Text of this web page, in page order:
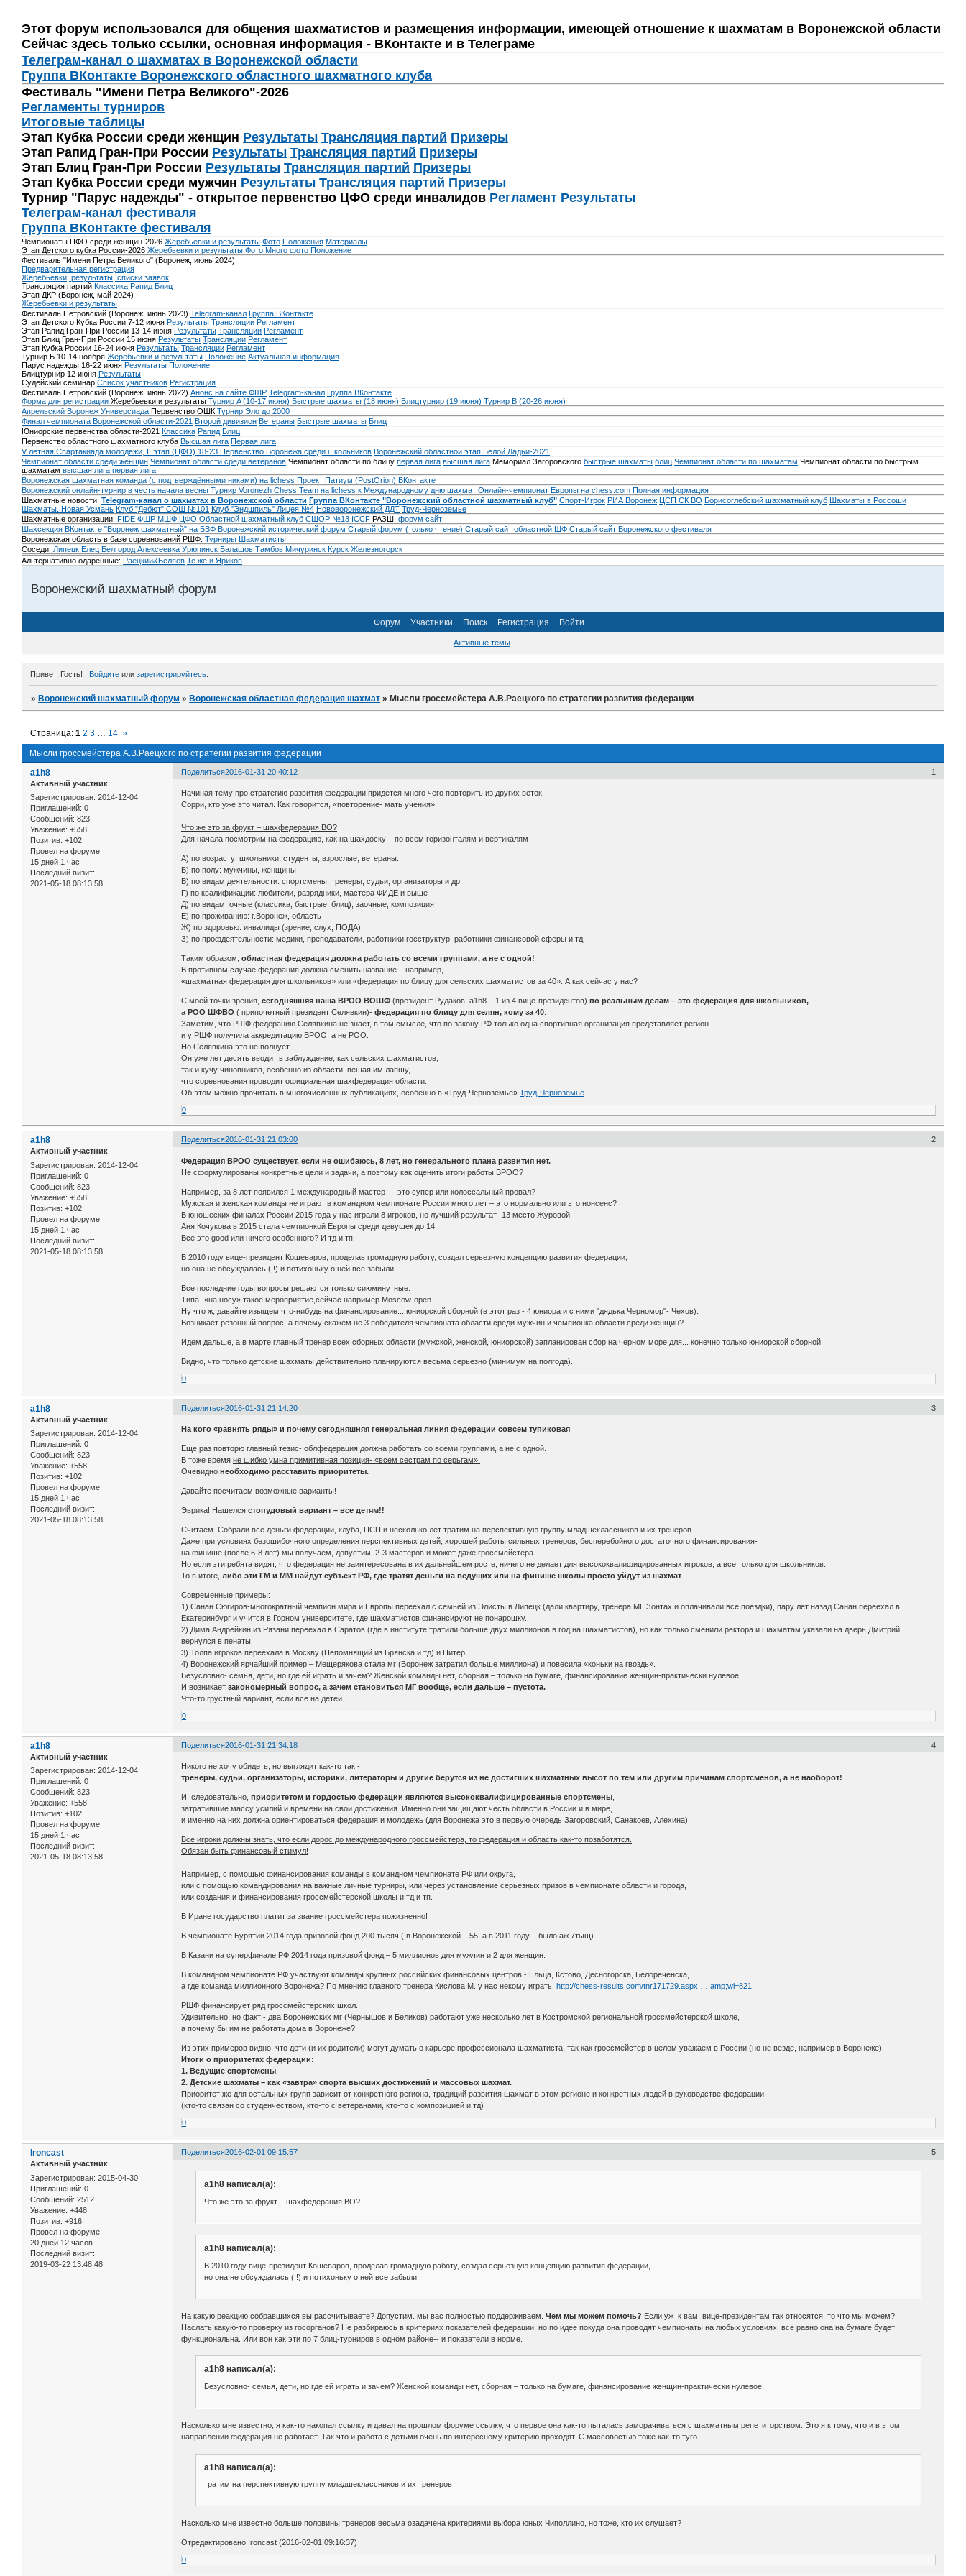
Этот форум использовался для общения шахматистов и размещения информации, имеющей отношение к шахматам в Воронежской области
Сейчас здесь только ссылки, основная информация - ВКонтакте и в Телеграме
Телеграм-канал о шахматах в Воронежской области
Группа ВКонтакте Воронежского областного шахматного клуба
Фестиваль "Имени Петра Великого"-2026
Регламенты турниров
Итоговые таблицы
Этап Кубка России среди женщин Результаты Трансляция партий Призеры
Этап Рапид Гран-При России Результаты Трансляция партий Призеры
Этап Блиц Гран-При России Результаты Трансляция партий Призеры
Этап Кубка России среди мужчин Результаты Трансляция партий Призеры
Турнир "Парус надежды" - открытое первенство ЦФО среди инвалидов Регламент Результаты
Телеграм-канал фестиваля
Группа ВКонтакте фестиваля
Чемпионаты ЦФО среди женщин-2026 Жеребьевки и результаты Фото Положения Материалы
Этап Детского кубка России-2026 Жеребьевки и результаты Фото Много фото Положение
Фестиваль "Имени Петра Великого" (Воронеж, июнь 2024)
Предварительная регистрация
Жеребьевки, результаты, списки заявок
Трансляция партий Классика Рапид Блиц
Этап ДКР (Воронеж, май 2024)
Жеребьевки и результаты
Фестиваль Петровский (Воронеж, июнь 2023) Telegram-канал Группа ВКонтакте
Этап Детского Кубка России 7-12 июня Результаты Трансляции Регламент
Этап Рапид Гран-При России 13-14 июня Результаты Трансляции Регламент
Этап Блиц Гран-При России 15 июня Результаты Трансляции Регламент
Этап Кубка России 16-24 июня Результаты Трансляции Регламент
Турнир Б 10-14 ноября Жеребьевки и результаты Положение Актуальная информация
Парус надежды 16-22 июня Результаты Положение
Блицтурнир 12 июня Результаты
Судейский семинар Список участников Регистрация
Фестиваль Петровский (Воронеж, июнь 2022) Анонс на сайте ФШР Telegram-канал Группа ВКонтакте
Форма для регистрации Жеребьевки и результаты Турнир A (10-17 июня) Быстрые шахматы (18 июня) Блицтурнир (19 июня) Турнир B (20-26 июня)
Апрельский Воронеж Универсиада Первенство ОШК Турнир Эло до 2000
Финал чемпионата Воронежской области-2021 Второй дивизион Ветераны Быстрые шахматы Блиц
Юниорские первенства области-2021 Классика Рапид Блиц
Первенство областного шахматного клуба Высшая лига Первая лига
V летняя Спартакиада молодёжи, II этап (ЦФО) 18-23 Первенство Воронежа среди школьников Воронежский областной этап Белой Ладьи-2021
Чемпионат области среди женщин Чемпионат области среди ветеранов Чемпионат области по блицу первая лига высшая лига Мемориал Загоровского быстрые шахматы блиц Чемпионат области по шахматам Чемпионат области по быстрым
шахматам высшая лига первая лига
Воронежская шахматная команда (с подтверждёнными никами) на lichess Проект Патиум (PostOrion) ВКонтакте
Воронежский онлайн-турнир в честь начала весны Турнир Voronezh Chess Team на lichess к Международному дню шахмат Онлайн-чемпионат Европы на chess.com Полная информация
Шахматные новости: Telegram-канал о шахматах в Воронежской области Группа ВКонтакте "Воронежский областной шахматный клуб" Спорт-Игрок РИА Воронеж ЦСП СК ВО Борисоглебский шахматный клуб Шахматы в Россоши
Шахматы. Новая Усмань Клуб "Дебют" СОШ №101 Клуб "Эндшпиль" Лицея №4 Нововоронежский ДДТ Труд-Черноземье
Шахматные организации: FIDE ФШР МШФ ЦФО Областной шахматный клуб СШОР №13 ICCF РАЗШ: форум сайт
Шахсекция ВКонтакте "Воронеж шахматный" на БВФ Воронежский исторический форум Cтарый форум (только чтение) Старый сайт областной ШФ Старый сайт Воронежского фестиваля
Воронежская область в базе соревнований РШФ: Турниры Шахматисты
Соседи: Липецк Елец Белгород Алексеевка Урюпинск Балашов Тамбов Мичуринск Курск Железногорск
Альтернативно одаренные: Раецкий&Беляев Те же и Яриков
Воронежский шахматный форум
Форум Участники Поиск Регистрация Войти
Активные темы
Привет, Гость! Войдитеили зарегистрируйтесь.
»Воронежский шахматный форум »Воронежская областная федерация шахмат »Мысли гроссмейстера А.В.Раецкого по стратегии развития федерации
Мысли гроссмейстера А.В.Раецкого по стратегии развития федерации
Страница:1 2 3 … 14 »
Поделиться 1
2016-01-31 20:40:12
a1h8
Активный участник
Зарегистрирован: 2014-12-04
Приглашений: 0
Сообщений: 823
Уважение: +558
Позитив: +102
Провел на форуме:
15 дней 1 час
Последний визит:
2021-05-18 08:13:58
Начиная тему про стратегию развития федерации придется много чего повторить из других веток.
Сорри, кто уже это читал. Как говорится, «повторение- мать учения».
Что же это за фрукт – шахфедерация ВО?
Для начала посмотрим на федерацию, как на шахдоску – по всем горизонталям и вертикалям
А) по возрасту: школьники, студенты, взрослые, ветераны.
Б) по полу: мужчины, женщины
В) по видам деятельности: спортсмены, тренеры, судьи, организаторы и др.
Г) по квалификации: любители, разрядники, мастера ФИДЕ и выше
Д) по видам: очные (классика, быстрые, блиц), заочные, композиция
Е) по проживанию: г.Воронеж, область
Ж) по здоровью: инвалиды (зрение, слух, ПОДА)
З) по профдеятельности: медики, преподаватели, работники госструктур, работники финансовой сферы и тд
Таким образом,областная федерация должна работать со всеми группами, а не с одной!
В противном случае федерация должна сменить название – например,
«шахматная федерация для школьников» или «федерация по блицу для сельских шахматистов за 40». А как сейчас у нас?
С моей точки зрения,сегодняшняя наша ВРОО ВОШФ (президент Рудаков, a1h8 – 1 из 4 вице-президентов)по реальным делам – это федерация для школьников,
а РОО ШФВО ( припочетный президент Селявкин)-федерация по блицу для селян, кому за 40
Заметим, что РШФ федерацию Селявкина не знает, в том смысле, что по закону РФ только одна спортивная организация представляет регион
и у РШФ получила аккредитацию ВРОО, а не РОО.
Но Селявкина это не волнует.
Он уже лет десять вводит в заблуждение, как сельских шахматистов,
так и кучу чиновников, особенно из области, вешая им лапшу,
что соревнования проводит официальная шахфедерация области.
Об этом можно прочитать в многочисленных публикациях, особенно в «Труд-Черноземье»Труд-Черноземье
0
Поделиться 2
2016-01-31 21:03:00
a1h8
Активный участник
Зарегистрирован: 2014-12-04
Приглашений: 0
Сообщений: 823
Уважение: +558
Позитив: +102
Провел на форуме:
15 дней 1 час
Последний визит:
2021-05-18 08:13:58
Федерация ВРОО существует, если не ошибаюсь, 8 лет, но генерального плана развития нет.
Не сформулированы конкретные цели и задачи, а поэтому как оценить итоги работы ВРОО?
Например, за 8 лет появился 1 международный мастер — это супер или колоссальный провал?
Мужская и женская команды не играют в командном чемпионате России много лет – это нормально или это нонсенс?
В юношеских финалах России 2015 года у нас играли 8 игроков, но лучший результат -13 место Журовой.
Аня Кочукова в 2015 стала чемпионкой Европы среди девушек до 14.
Все это good или ничего особенного? И тд и тп.
В 2010 году вице-президент Кошеваров, проделав громадную работу, создал серьезную концепцию развития федерации,
но она не обсуждалась (!!) и потихоньку о ней все забыли.
Все последние годы вопросы решаются только сиюминутные.
Типа- «на носу» такое мероприятие,сейчас например Moscow-open.
Ну что ж, давайте изыщем что-нибудь на финансирование... юниорской сборной (в этот раз - 4 юниора и с ними "дядька Черномор"- Чехов).
Возникает резонный вопрос, а почему скажем не 3 победителя чемпионата области среди мужчин и чемпионка области среди женщин?
Идем дальше, а в марте главный тренер всех сборных области (мужской, женской, юниорской) запланирован сбор на черном море для... конечно только юниорской сборной.
Видно, что только детские шахматы действительно планируются весьма серьезно (минимум на полгода).
0
Поделиться 3
2016-01-31 21:14:20
a1h8
Активный участник
Зарегистрирован: 2014-12-04
Приглашений: 0
Сообщений: 823
Уважение: +558
Позитив: +102
Провел на форуме:
15 дней 1 час
Последний визит:
2021-05-18 08:13:58
На кого «равнять ряды» и почему сегодняшняя генеральная линия федерации совсем тупиковая
Еще раз повторю главный тезис- облфедерация должна работать со всеми группами, а не с одной.
В тоже времяне шибко умна примитивная позиция- «всем сестрам по серьгам».
Очевиднонеобходимо расставить приоритеты.
Давайте посчитаем возможные варианты!
Эврика! Нашелсястопудовый вариант – все детям!!
Считаем. Собрали все деньги федерации, клуба, ЦСП и несколько лет тратим на перспективную группу младшеклассников и их тренеров.
Даже при условиях безошибочного определения перспективных детей, хорошей работы сильных тренеров, бесперебойного достаточного финансирования-
на финише (после 6-8 лет) мы получаем, допустим, 2-3 мастеров и может даже гроссмейстера.
Но если эти ребята видят, что федерация не заинтересована в их дальнейшем росте, ничего не делает для высококвалифицированных игроков, а все только для школьников.
То в итоге, либо эти ГМ и ММ найдут субъект РФ, где тратят деньги на ведущих или на финише школы просто уйдут из шахмат
Современные примеры:
1) Санан Сюгиров-многократный чемпион мира и Европы переехал с семьей из Элисты в Липецк (дали квартиру, тренера МГ Зонтах и оплачивали все поездки), пару лет назад Санан переехал в
Екатеринбург и учится в Горном университете, где шахматистов финансируют не понарошку.
2) Дима Андрейкин из Рязани переехал в Саратов (где в институте тратили больше двух миллионов в год на шахматистов), но как только сменили ректора и шахматам указали на дверь Дмитрий
вернулся в пенаты.
3) Толпа игроков переехала в Москву (Непомнящий из Брянска и тд) и Питер.
4) Воронежский ярчайший пример – Мещерякова стала мг (Воронеж затратил больше миллиона) и повесила «коньки на гвоздь»
Безусловно- семья, дети, но где ей играть и зачем? Женской команды нет, сборная – только на бумаге, финансирование женщин-практически нулевое.
И возникаетзакономерный вопрос, а зачем становиться МГ вообще, если дальше – пустота.
Что-то грустный вариант, если все на детей.
0
Поделиться 4
2016-01-31 21:34:18
a1h8
Активный участник
Зарегистрирован: 2014-12-04
Приглашений: 0
Сообщений: 823
Уважение: +558
Позитив: +102
Провел на форуме:
15 дней 1 час
Последний визит:
2021-05-18 08:13:58
Никого не хочу обидеть, но выглядит как-то так -
тренеры, судьи, организаторы, историки, литераторы и другие берутся из не достигших шахматных высот по тем или другим причинам спортсменов, а не наоборот!
И, следовательно,приоритетом и гордостью федерации являются высококвалифицированные спортсмены,
затратившие массу усилий и времени на свои достижения. Именно они защищают честь области в России и в мире,
и именно на них должна ориентироваться федерация и молодежь (для Воронежа это в первую очередь Загоровский, Санакоев, Алехина)
Все игроки должны знать, что если дорос до международного гроссмейстера, то федерация и область как-то позаботятся.
Обязан быть финансовый стимул!
Например, с помощью финансирования команды в командном чемпионате РФ или округа,
или с помощью командирования на важные личные турниры, или через установление серьезных призов в чемпионате области и города,
или создания и финансирования гроссмейстерской школы и тд и тп.
В Иране государство платит за звание гроссмейстера пожизненно!
В чемпионате Бурятии 2014 года призовой фонд 200 тысяч ( в Воронежской – 55, а в 2011 году – было аж 7тыщ).
В Казани на суперфинале РФ 2014 года призовой фонд – 5 миллионов для мужчин и 2 для женщин.
В командном чемпионате РФ участвуют команды крупных российских финансовых центров - Ельца, Кстово, Десногорска, Белореченска,
а где команда миллионного Воронежа? По мнению главного тренера Кислова М. у нас некому играть! http://chess-results.com/tnr171729.aspx … amp;wi=821
РШФ финансирует ряд гроссмейстерских школ.
Удивительно, но факт - два Воронежских мг (Чернышов и Беликов) работают уже несколько лет в Костромской региональной гроссмейстерской школе,
а почему бы им не работать дома в Воронеже?
Из этих примеров видно, что дети (и их родители) могут думать о карьере профессионала шахматиста, так как гроссмейстер в целом уважаем в России (но не везде, например в Воронеже).
Итоги о приоритетах федерации:
1. Ведущие спортсмены
2. Детские шахматы – как «завтра» спорта высших достижений и массовых шахмат.
Приоритет же для остальных групп зависит от конкретного региона, традиций развития шахмат в этом регионе и конкретных людей в руководстве федерации
(кто-то связан со студенчеством, кто-то с ветеранами, кто-то с композицией и тд) .
0
Поделиться 5
2016-02-01 09:15:57
Ironcast
Активный участник
Зарегистрирован: 2015-04-30
Приглашений: 0
Сообщений: 2512
Уважение: +448
Позитив: +916
Провел на форуме:
20 дней 12 часов
Последний визит:
2019-03-22 13:48:48
a1h8 написал(а):
Что же это за фрукт – шахфедерация ВО?
a1h8 написал(а):
В 2010 году вице-президент Кошеваров, проделав громадную работу, создал серьезную концепцию развития федерации,
но она не обсуждалась (!!) и потихоньку о ней все забыли.
На какую реакцию собравшихся вы рассчитываете? Допустим. мы вас полностью поддерживаем.Чем мы можем помочь? Если уж к вам, вице-президентам так относятся, то что мы можем?
Наслать какую-то проверку из госорганов? Не разбираюсь в критериях показателей федерации, но по идее покуда она проводят чемпионаты на любых условиях, все равно она на бумаге будет
функциональна. Или вон как эти по 7 блиц-турниров в одном районе-- и показатели в норме.
a1h8 написал(а):
Безусловно- семья, дети, но где ей играть и зачем? Женской команды нет, сборная – только на бумаге, финансирование женщин-практически нулевое.
Насколько мне известно, я как-то накопал ссылку и давал на прошлом форуме ссылку, что первое она как-то пыталась заморачиваться с шахматным репетиторством. Это я к тому, что и в этом
направлении федерация не работает. Так что и работа с детьми очень по интересному критерию проходят. С массовостью тоже как-то туго.
a1h8 написал(а):
тратим на перспективную группу младшеклассников и их тренеров
Насколько мне известно больше половины тренеров весьма озадачена критериями выбора юных Чиполлино, но тоже, кто их слушает?
Отредактировано Ironcast (2016-02-01 09:16:37)
0